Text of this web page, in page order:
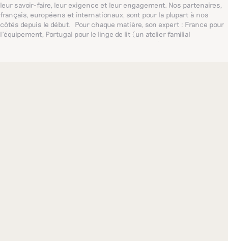
leur savoir-faire, leur exigence et leur engagement. Nos partenaires,
français, européens et internationaux, sont pour la plupart à nos
côtés depuis le début. Pour chaque matière, son expert : France pour
l’équipement, Portugal pour le linge de lit (un atelier familial